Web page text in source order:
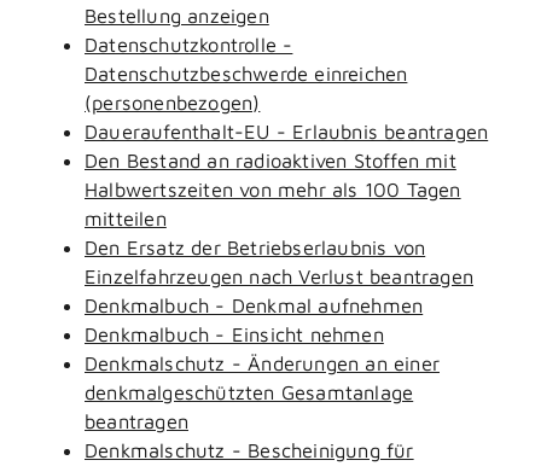
Bestellung anzeigen
Datenschutzkontrolle -
Datenschutzbeschwerde einreichen
(personenbezogen)
Daueraufenthalt-EU - Erlaubnis beantragen
Den Bestand an radioaktiven Stoffen mit
Halbwertszeiten von mehr als 100 Tagen
mitteilen
Den Ersatz der Betriebserlaubnis von
Einzelfahrzeugen nach Verlust beantragen
Denkmalbuch - Denkmal aufnehmen
Denkmalbuch - Einsicht nehmen
Denkmalschutz - Änderungen an einer
denkmalgeschützten Gesamtanlage
beantragen
Denkmalschutz - Bescheinigung für